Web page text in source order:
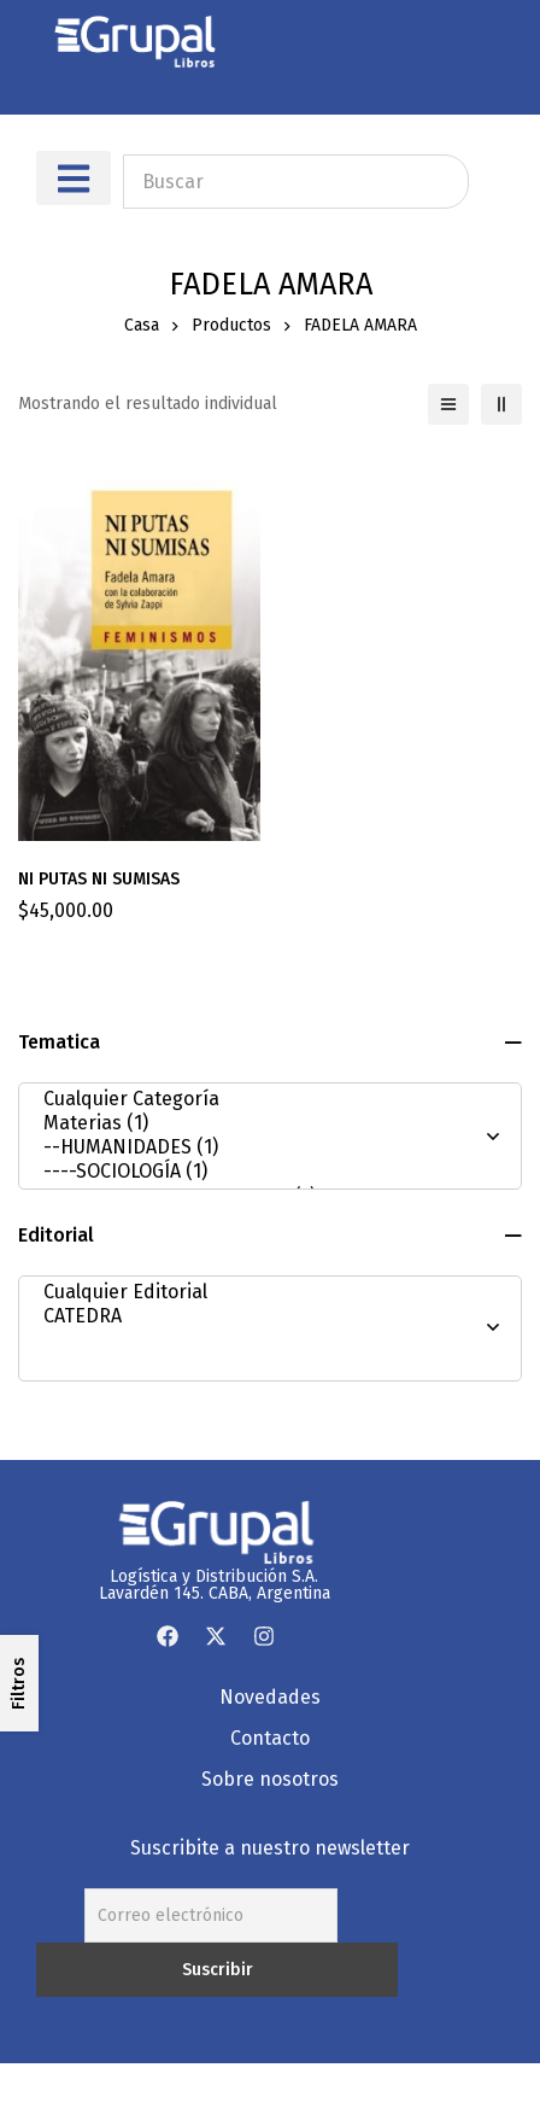
FADELA AMARA
Casa Productos FADELA AMARA
Tematica
Editorial
Filtros
Mostrando el resultado individual
NI PUTAS NI SUMISAS
$45,000.00
Logística y Distribución S.A.
Lavardén 145. CABA, Argentina
Novedades
Contacto
Sobre nosotros
Suscribite a nuestro newsletter